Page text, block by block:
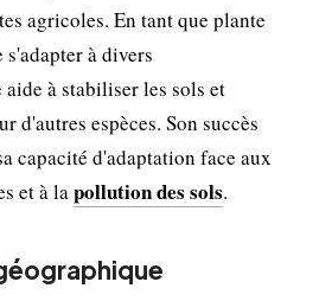
agricoles. En tant que plante
à divers
à stabiliser les sols et
d'autres espèces. Son succès
capacité d'adaptation face aux
et à lapollution des sols.